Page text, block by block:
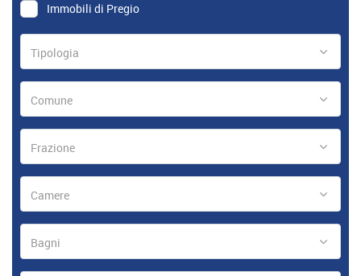
Immobili di Pregio
Tipologia
Comune
Frazione
Camere
Bagni